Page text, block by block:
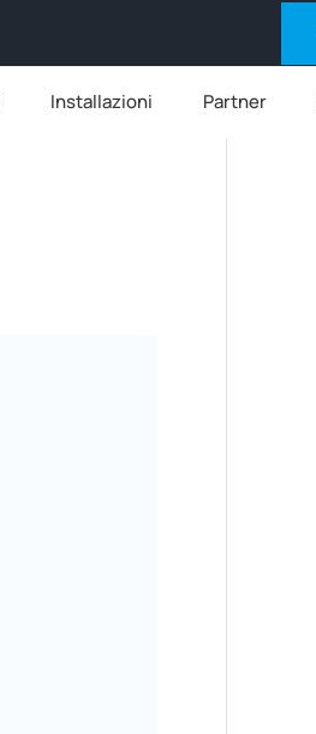
Installazioni Partner